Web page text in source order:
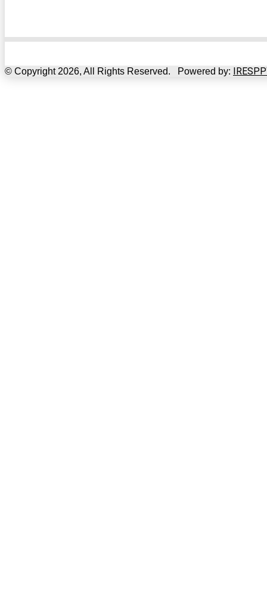
© Copyright 2026, All Rights Reserved. Powered by: